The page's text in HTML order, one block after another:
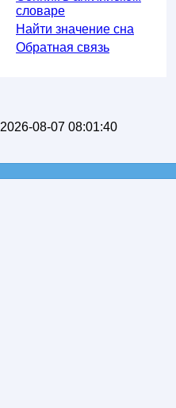
словаре
Найти значение сна
Обратная связь
2026-08-07 08:01:40